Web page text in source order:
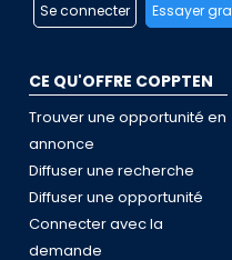
Se connecter Essayer
CE QU'OFFRE COPPTEN
Trouver une opportunité en
annonce
Diffuser une recherche
Diffuser une opportunité
Connecter avec la
demande